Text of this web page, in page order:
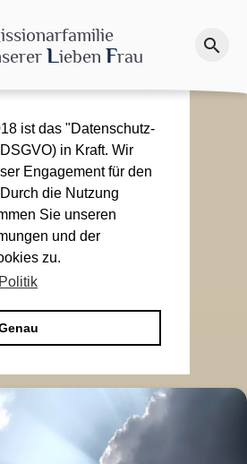
issionarfamilie
Lieben Frau search
Spenden
ist das "Datenschutz-
in Kraft. Wir
Engagement für den
die Nutzung
Sie unseren
und der
zu.